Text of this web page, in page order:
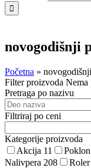
novogodišnji
Početna »
Filter proizvoda Nema
Pretraga po nazivu
Filtriraj po ceni
Kategorije proizvoda
Akcija 11
Nalivpera 208